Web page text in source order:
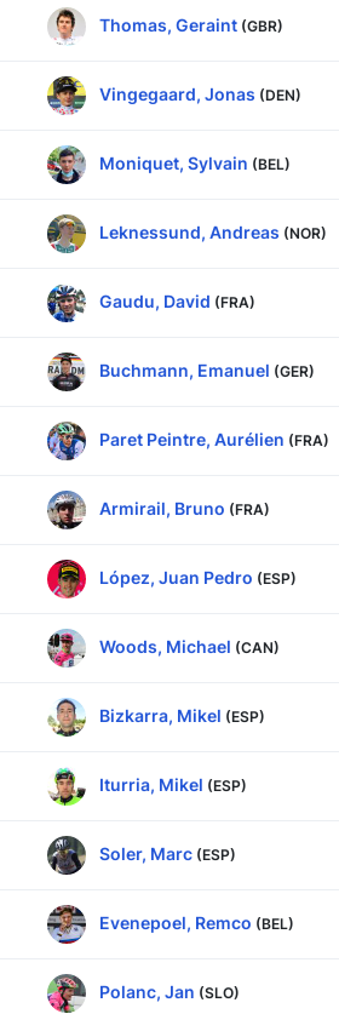
Thomas, Geraint (GBR)
Vingegaard, Jonas (DEN)
Moniquet, Sylvain (BEL)
Leknessund, Andreas (NOR)
Gaudu, David (FRA)
Buchmann, Emanuel (GER)
Paret Peintre, Aurélien (FRA)
Armirail, Bruno (FRA)
López, Juan Pedro (ESP)
Woods, Michael (CAN)
Bizkarra, Mikel (ESP)
Iturria, Mikel (ESP)
Soler, Marc (ESP)
Evenepoel, Remco (BEL)
Polanc, Jan (SLO)